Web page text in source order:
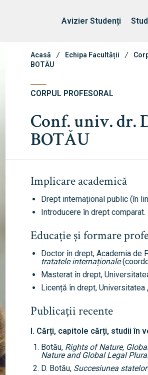
Erasmus & Internațional Despre
Avizier Studenți
Acasă Echipa Facultății
BOTĂU
CORPUL PROFESORAL
Conf. univ. dr.
BOTĂU
Implicare academică
Drept internațional public (în
Introducere în drept comparat.
Educație și formare
Doctor în drept, Academia de
tratatele internaționale
Masterat în drept,
Licență în drept, Universitatea
Publicații recente
I. Cărți, capitole cărți, studii în
Botău, Rights of Nature,
Nature and Global Legal
D. Botău, Succesiunea